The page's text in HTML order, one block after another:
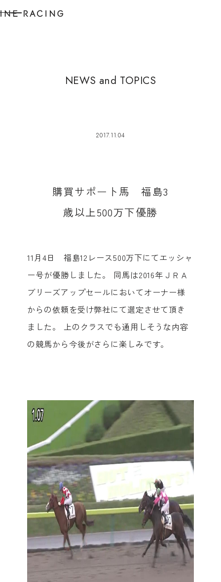
NEWS and TOPICS
2017.11.04
購買サ ポー ト 馬 福 島3
歳以上500万下優勝
11月4日 福島12レース500万下にてエッシャ
ー号が優勝しました。 同馬は2016年ＪＲＡ
ブリーズアップセールにおいてオーナー様
からの依頼を受け弊社にて選定させて頂き
ました。 上のクラスでも通用しそうな内容
の競馬から今後がさらに楽しみです。